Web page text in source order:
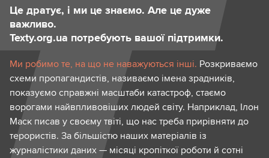
Це дратує, і ми це знаємо. Але це дуже
важливо.
Texty.org.ua потребують вашої підтримки.
Ми робимо те, на що не наважуються інші. Розкриваємо
схеми пропагандистів, називаємо імена зрадників,
показуємо справжні масштаби катастроф, стаємо
ворогами найвпливовіших людей світу. Наприклад, Ілон
Маск писав у своєму твіті, що нас треба прирівняти до
терористів. За більшістю наших матеріалів із
журналістики даних — місяці кропіткої роботи й сотні